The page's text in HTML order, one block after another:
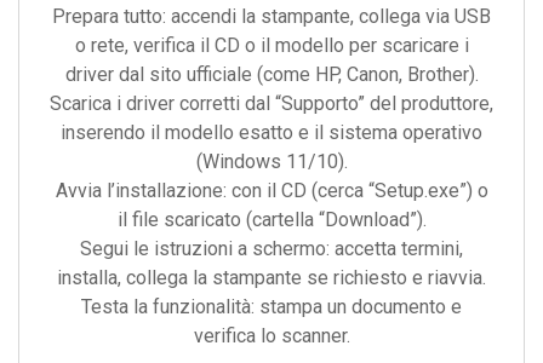
Prepara tutto: accendi la stampante, collega via USB
o rete, verifica il CD o il modello per scaricare i
driver dal sito ufficiale (come HP, Canon, Brother).
Scarica i driver corretti dal “Supporto” del produttore,
inserendo il modello esatto e il sistema operativo
(Windows 11/10).
Avvia l’installazione: con il CD (cerca “Setup.exe”) o
il file scaricato (cartella “Download”).
Segui le istruzioni a schermo: accetta termini,
installa, collega la stampante se richiesto e riavvia.
Testa la funzionalità: stampa un documento e
verifica lo scanner.